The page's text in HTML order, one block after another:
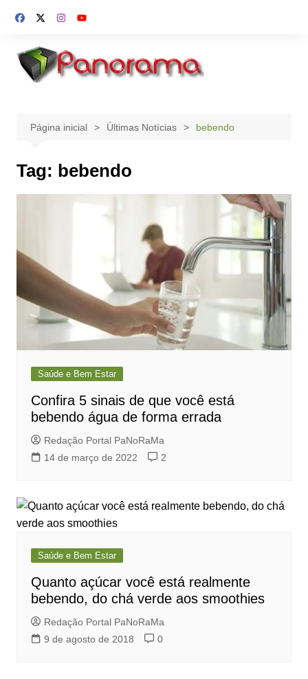
para
conteúdo
Página inicial Últimas Notícias bebendo
Tag: bebendo
Saúde e Bem Estar
Confira 5 sinais de que você está
bebendo água de forma errada
Redação Portal PaNoRaMa
14 de março de 2022
2
Saúde e Bem Estar
Quanto açúcar você está realmente
bebendo, do chá verde aos smoothies
Redação Portal PaNoRaMa
9 de agosto de 2018
0